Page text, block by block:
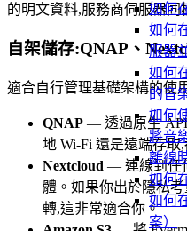
如何
如何
服器
如何
的音
如何
將音
離線
如何
如何
案）
的明文資料,服務商伺服器同
自架儲存:QNAP、
適合自行管理基礎架構的使
QNAP — 透過原生
地 Wi-Fi 還是遠端存取
Nextcloud — 連線到任
體。如果你出於隱私考
轉,這非常適合你。